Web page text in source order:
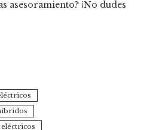
asesoramiento? ¡No dudes